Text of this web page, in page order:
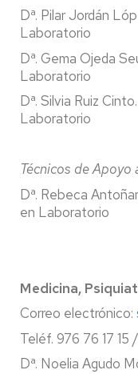
Dª. Pilar Jordán
Laboratorio
Dª. Gema Ojeda
Laboratorio
Dª. Silvia Ruiz
Laboratorio
Técnicos de
Dª. Rebeca
en Laboratorio
Medicina,
Correo electrónico:
Teléf. 976 76 17 15
Dª. Noelia Agudo